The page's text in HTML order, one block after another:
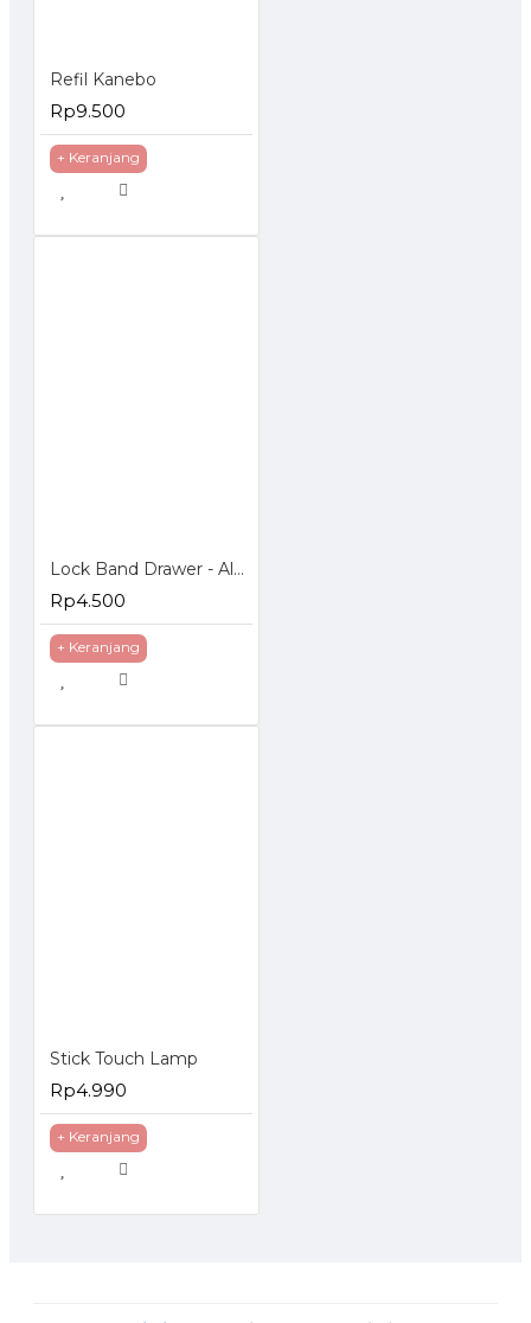
Refil Kanebo
Rp9.500
+ Keranjang
Lock Band Drawer - Alat Pengaman Laci dan Lemari
Rp4.500
+ Keranjang
Stick Touch Lamp
Rp4.990
+ Keranjang